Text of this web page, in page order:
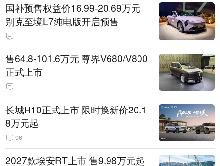
国补预售权益价16.99-20.69万元
别克至境L7纯电版开启预售
售64.8-101.6万元 尊界V680/V800
正式上市
长城H10正式上市 限时换新价20.1
8万元起
96
2027款埃安RT上市 售9.98万元起